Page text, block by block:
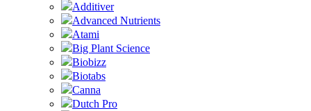
Additiver
Advanced Nutrients
Atami
Big Plant Science
Biobizz
Biotabs
Canna
Dutch Pro